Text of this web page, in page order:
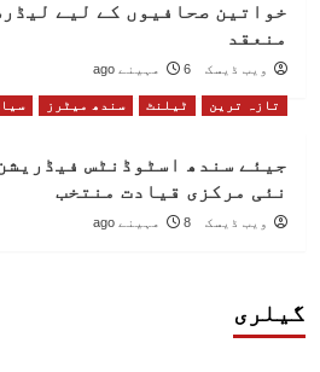
خواتین صحافیوں کے لیے
منعقد
ویب ڈیسک 6 مہینے ago
تازہ ترین ٹیلنٹ سندھ میٹرز
جیئے سندھ اسٹوڈنٹس فیڈریشن
نئی مرکزی قیادت منتخب
ویب ڈیسک 8 مہینے ago
گیلری